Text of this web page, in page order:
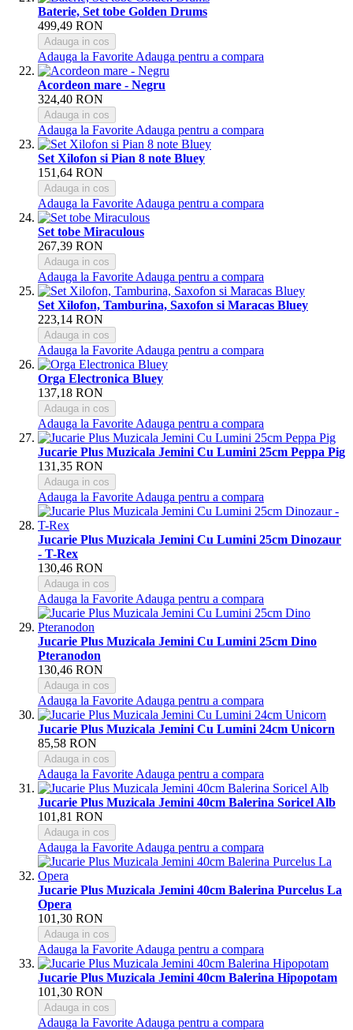
Baterie, Set tobe Golden Drums
499,49 RON
Adauga in cos
Adauga la Favorite Adauga pentru a compara
Acordeon mare - Negru
324,40 RON
Adauga in cos
Adauga la Favorite Adauga pentru a compara
Set Xilofon si Pian 8 note Bluey
151,64 RON
Adauga in cos
Adauga la Favorite Adauga pentru a compara
Set tobe Miraculous
267,39 RON
Adauga in cos
Adauga la Favorite Adauga pentru a compara
Set Xilofon, Tamburina, Saxofon si Maracas Bluey
223,14 RON
Adauga in cos
Adauga la Favorite Adauga pentru a compara
Orga Electronica Bluey
137,18 RON
Adauga in cos
Adauga la Favorite Adauga pentru a compara
Jucarie Plus Muzicala Jemini Cu Lumini 25cm Peppa Pig
131,35 RON
Adauga in cos
Adauga la Favorite Adauga pentru a compara
Jucarie Plus Muzicala Jemini Cu Lumini 25cm Dinozaur
- T-Rex
130,46 RON
Adauga in cos
Adauga la Favorite Adauga pentru a compara
Jucarie Plus Muzicala Jemini Cu Lumini 25cm Dino
Pteranodon
130,46 RON
Adauga in cos
Adauga la Favorite Adauga pentru a compara
Jucarie Plus Muzicala Jemini Cu Lumini 24cm Unicorn
85,58 RON
Adauga in cos
Adauga la Favorite Adauga pentru a compara
Jucarie Plus Muzicala Jemini 40cm Balerina Soricel Alb
101,81 RON
Adauga in cos
Adauga la Favorite Adauga pentru a compara
Jucarie Plus Muzicala Jemini 40cm Balerina Purcelus La
Opera
101,30 RON
Adauga in cos
Adauga la Favorite Adauga pentru a compara
Jucarie Plus Muzicala Jemini 40cm Balerina Hipopotam
101,30 RON
Adauga in cos
Adauga la Favorite Adauga pentru a compara